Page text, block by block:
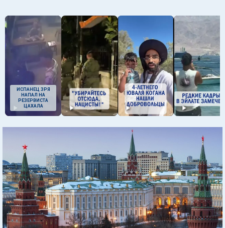
ИСПАНЕЦ ЗРЯ
НАПАЛ НА
РЕЗЕРВИСТА
ЦАХАЛА